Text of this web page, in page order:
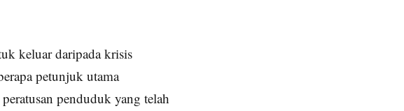
keluar daripada krisis
petunjuk utama
penduduk yang telah